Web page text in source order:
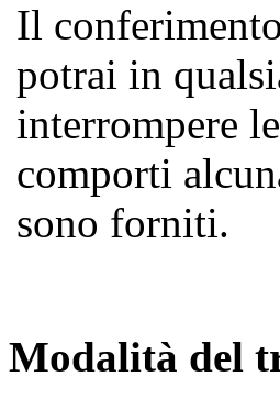
Il
potrai in
interrompere
comporti
sono forniti.
Modalità del